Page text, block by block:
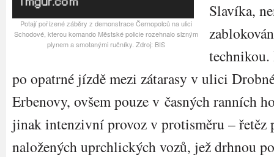
Potají pořízené záběry z demonstrace Černopolců na ulici
Schodové, kterou komando Městské policie rozehnalo slzným
plynem a smotanými ručníky. Zdroj: BIS
Slavíka,
technikou.
po opatrné jízdě mezi zátarasy v ulici
Erbenovy, ovšem pouze v časných ranních
jinak intenzivní provoz v protisměru – řetěz
naložených uprchlických vozů, jež drhnou